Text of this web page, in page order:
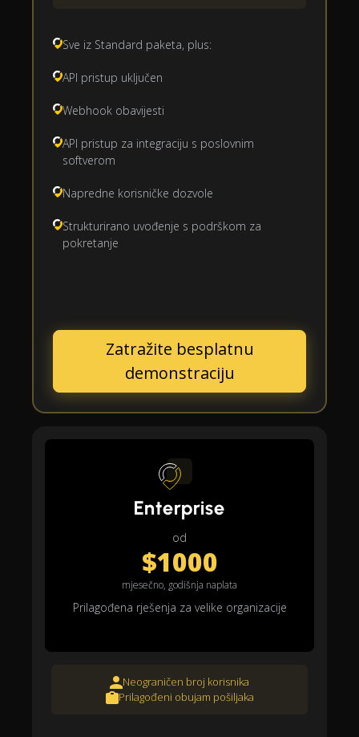
Sve iz Standard paketa, plus:
API pristup uključen
Webhook obavijesti
API pristup za integraciju s poslovnim
softverom
Napredne korisničke dozvole
Strukturirano uvođenje s podrškom za
pokretanje
Zatražite besplatnu
demonstraciju
Enterprise
od
$1000
mjesečno, godišnja naplata
Prilagođena rješenja za velike organizacije
Neograničen broj korisnika
Prilagođeni obujam pošiljaka